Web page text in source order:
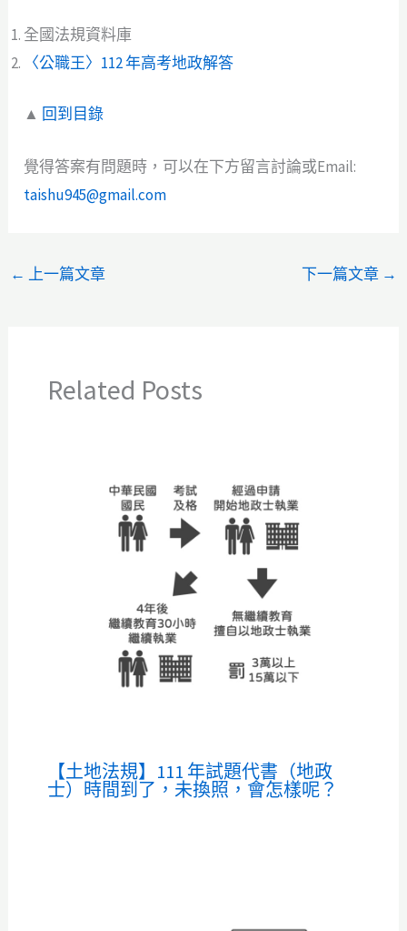
全國法規資料庫
〈公職王〉112 年高考地政解答
▲ 回到目錄
覺得答案有問題時，可以在下方留言討論或Email:
taishu945@gmail.com
← 上一篇文章 下一篇文章 →
Related Posts
【土地法規】111 年試題代書（地政
士）時間到了，未換照，會怎樣呢？